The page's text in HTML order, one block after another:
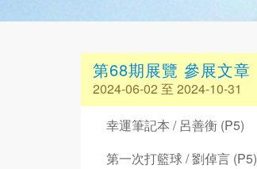
第68期展覽 參展文章
2024-06-02 至 2024-10-31
幸運筆記本 / 呂善衡 (P5)
第一次打籃球 / 劉倬言 (P5)